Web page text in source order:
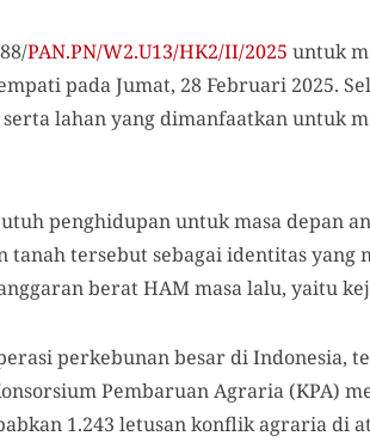
PAN.PN/W2.U13/HK2/II/2025 untuk
pada Jumat, 28 Februari 2025.
lahan yang dimanfaatkan untuk
penghidupan untuk masa depan
tersebut sebagai identitas yang
berat HAM masa lalu, yaitu
perkebunan besar di Indonesia,
Pembaruan Agraria (KPA)
1.243 letusan konflik agraria di